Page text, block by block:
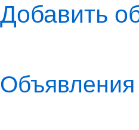
Добавить
Объявления